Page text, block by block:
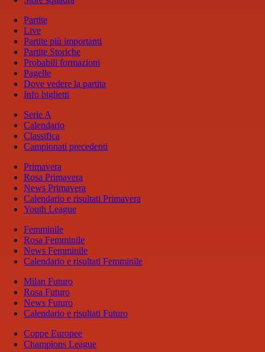
Partite
Live
Partite più importanti
Partite Storiche
Probabili formazioni
Pagelle
Dove vedere la partita
Info biglietti
Serie A
Calendario
Classifica
Campionati precedenti
Primavera
Rosa Primavera
News Primavera
Calendario e risultati Primavera
Youth League
Femminile
Rosa Femminile
News Femminile
Calendario e risultati Femminile
Milan Futuro
Rosa Futuro
News Futuro
Calendario e risultati Futuro
Coppe Europee
Champions League